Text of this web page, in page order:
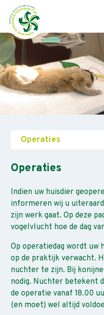
Operaties
Operaties
Indien uw huisdier
informeren wij u
zijn werk gaat. Op deze
vogelvlucht hoe de dag
Op operatiedag wordt uw
op de praktijk verwacht.
nuchter te zijn. Bij
nodig. Nuchter betekent
de operatie vanaf 18.00
(en moet) wel altijd